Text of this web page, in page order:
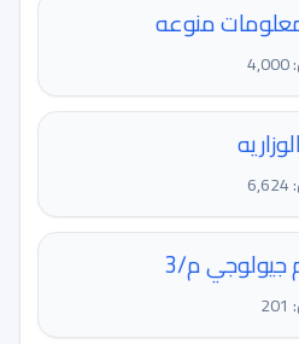
منوعه
جيولوجي م/3